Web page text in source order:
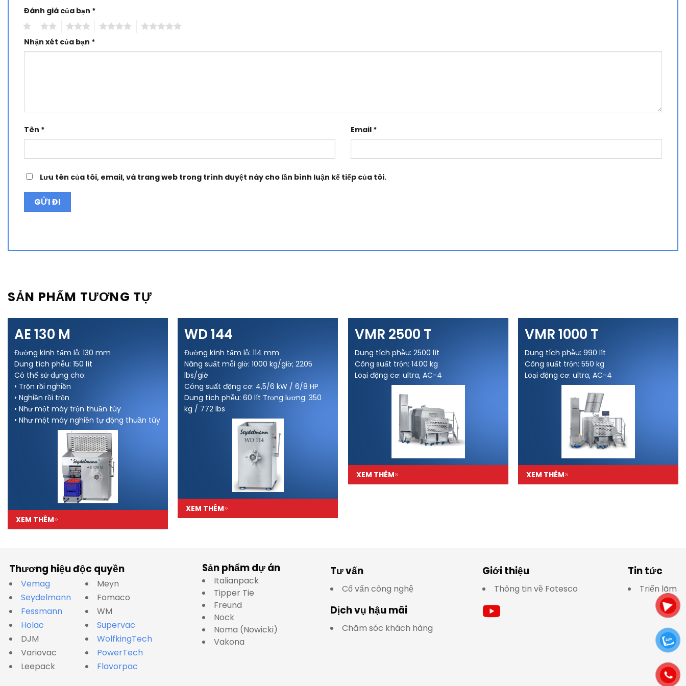
Đánh giá của bạn *
Nhận xét của bạn *
Tên * Email *
Lưu tên của tôi, email, và trang web trong trình duyệt này cho lần bình luận kế tiếp của tôi.
Alternative:
SẢN PHẨM TƯƠNG TỰ
XEM THÊM
AE 130 M
Đường kính tấm lỗ: 130 mm
Dung tích phễu: 150 lít
Có thể sử dụng cho:
• Trộn rồi nghiền
• Nghiền rồi trộn
• Như một máy trộn thuần túy
• Như một máy nghiền tự động thuần túy
XEM THÊM
WD 144
Đường kính tấm lỗ: 114 mm
Năng suất mỗi giờ: 1000 kg/giờ; 2205
lbs/giờ
Công suất động cơ: 4,5/6 kW / 6/8 HP
Dung tích phễu: 60 lít Trọng lượng: 350
kg / 772 lbs
XEM THÊM
VMR 2500 T
Dung tích phễu: 2500 lít
Công suất trộn: 1400 kg
Loại động cơ: ultra, AC-4
XEM THÊM
VMR 1000 T
Dung tích phễu: 990 lít
Công suất trộn: 550 kg
Loại động cơ: ultra, AC-4
Thương hiệu độc quyền
Vemag
Seydelmann
Fessmann
Holac
DJM
Variovac
Leepack
Meyn
Fomaco
WM
Supervac
WolfkingTech
PowerTech
Flavorpac
Sản phẩm dự án
Italianpack
Tipper Tie
Freund
Nock
Noma (Nowicki)
Vakona
Tư vấn
Cố vấn công nghệ
Dịch vụ hậu mãi
Chăm sóc khách hàng
Giới thiệu
Thông tin về Fotesco
Tin tức
Triển lãm